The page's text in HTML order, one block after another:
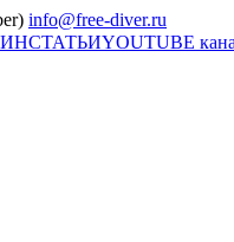
info@free-diver.ru
СТАТЬИYOUTUBE